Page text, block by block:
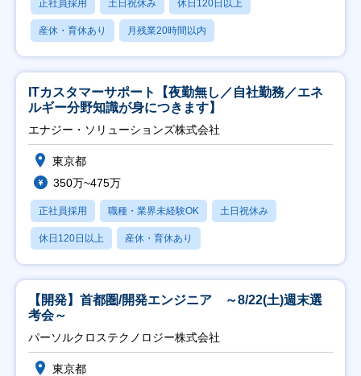
正社員採用 土日祝休み 休日120日以上
産休・育休あり 月残業20時間以内
ITカスタマーサポート【夜勤無し／自社勤務／エネ
ルギー分野知識が身につきます】
エナジー・ソリューションズ株式会社
東京都
350万~475万
正社員採用 職種・業界未経験OK 土日祝休み
休日120日以上 産休・育休あり
【開発】首都圏/開発エンジニア ～8/22(土)週末選
考会～
パーソルクロステクノロジー株式会社
東京都